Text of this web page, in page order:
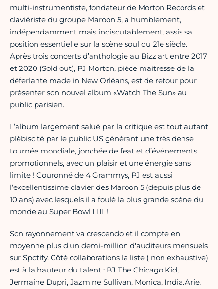
multi-instrumentiste, fondateur de Morton Records et
claviériste du groupe Maroon 5, a humblement,
indépendamment mais indiscutablement, assis sa
position essentielle sur la scène soul du 21e siècle.
Après trois concerts d’anthologie au Bizz'art entre 2017
et 2020 (Sold out), PJ Morton, pièce maitresse de la
déferlante made in New Orléans, est de retour pour
présenter son nouvel album «Watch The Sun» au
public parisien.
L’album largement salué par la critique est tout autant
plébiscité par le public US générant une très dense
tournée mondiale, jonchée de feat et d’événements
promotionnels, avec un plaisir et une énergie sans
limite ! Couronné de 4 Grammys, PJ est aussi
l’excellentissime clavier des Maroon 5 (depuis plus de
10 ans) avec lesquels il a foulé la plus grande scène du
monde au Super Bowl LIII !!
Son rayonnement va crescendo et il compte en
moyenne plus d'un demi-million d'auditeurs mensuels
sur Spotify. Côté collaborations la liste ( non exhaustive)
est à la hauteur du talent : BJ The Chicago Kid,
Jermaine Dupri, Jazmine Sullivan, Monica, India.Arie,